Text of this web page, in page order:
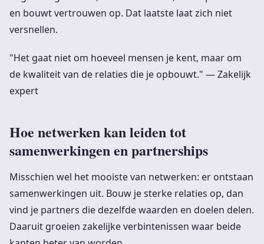
en bouwt vertrouwen op. Dat laatste laat zich niet
versnellen.
"Het gaat niet om hoeveel mensen je kent, maar om
de kwaliteit van de relaties die je opbouwt." — Zakelijk
expert
Hoe netwerken kan leiden tot
samenwerkingen en partnerships
Misschien wel het mooiste van netwerken: er ontstaan
samenwerkingen uit. Bouw je sterke relaties op, dan
vind je partners die dezelfde waarden en doelen delen.
Daaruit groeien zakelijke verbintenissen waar beide